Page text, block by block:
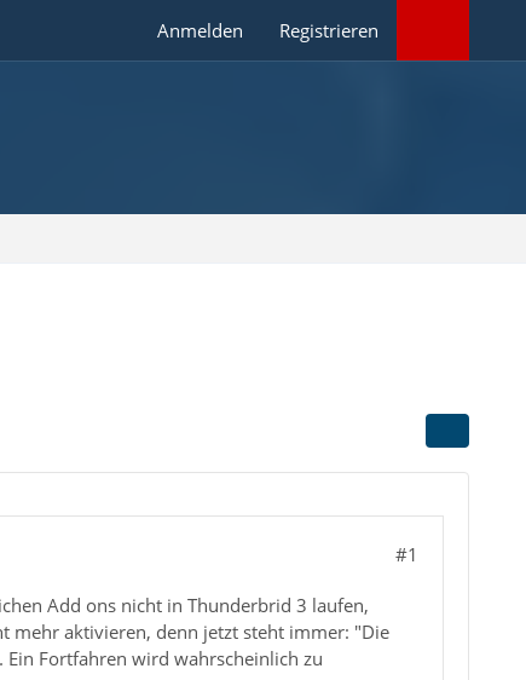
Anmelden Registrieren
#1
Add ons nicht in Thunderbrid 3 laufen,
mehr aktivieren, denn jetzt steht immer: "Die
Fortfahren wird wahrscheinlich zu